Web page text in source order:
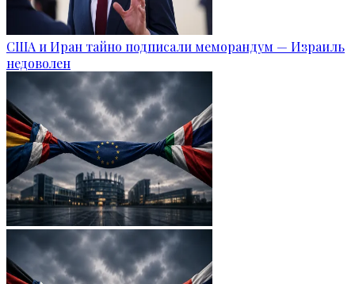
США и Иран тайно подписали меморандум — Израиль
недоволен